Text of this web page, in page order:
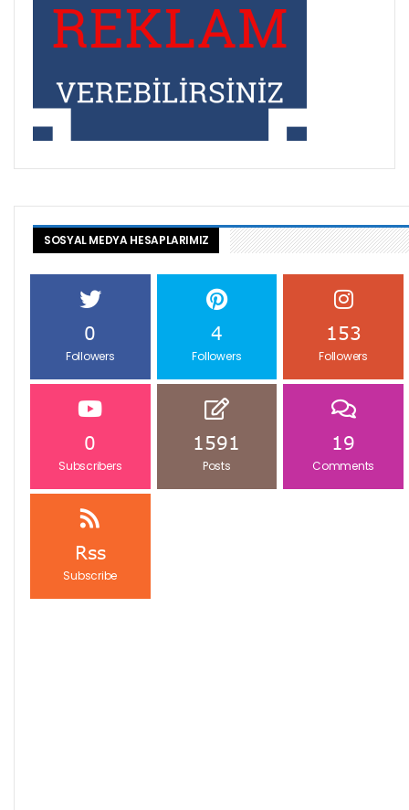
SOSYAL MEDYA HESAPLARIMIZ
0
Followers
4
Followers
153
Followers
0
Subscribers
1591
Posts
19
Comments
Rss
Subscribe